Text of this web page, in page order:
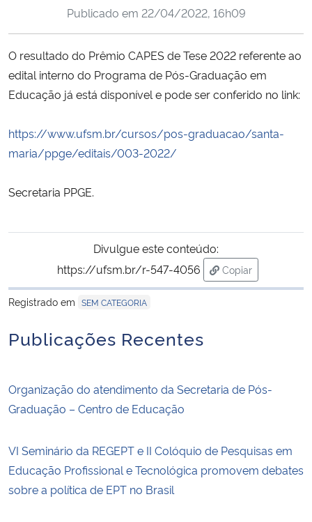
Ministério da Cidadania
Ministério de Minas e Energia
Ministério do Meio Ambiente
Ministério do Turismo
Ministério do Desenvolvimento Regional
Controladoria-Geral da União
Ministério da Mulher, da Família e dos Direitos Humanos
Secretaria-Geral
Gabinete de Segurança Institucional
Advocacia-Geral da União
Banco Central do Brasil
Publicado em 22/04/2022, 16h09
O resultado do Prêmio CAPES de Tese 2022 referente ao
edital interno do Programa de Pós-Graduação em
Educação já está disponível e pode ser conferido no link:
https://www.ufsm.br/cursos/pos-graduacao/santa-
maria/ppge/editais/003-2022/
Secretaria PPGE.
Divulgue este conteúdo:
https://ufsm.br/r-547-4056
Copiar
para área de
Registrado em SEM CATEGORIA
Publicações Recentes
Organização do atendimento da Secretaria de Pós-
Graduação – Centro de Educação
VI Seminário da REGEPT e II Colóquio de Pesquisas em
Educação Profissional e Tecnológica promovem debates
sobre a política de EPT no Brasil